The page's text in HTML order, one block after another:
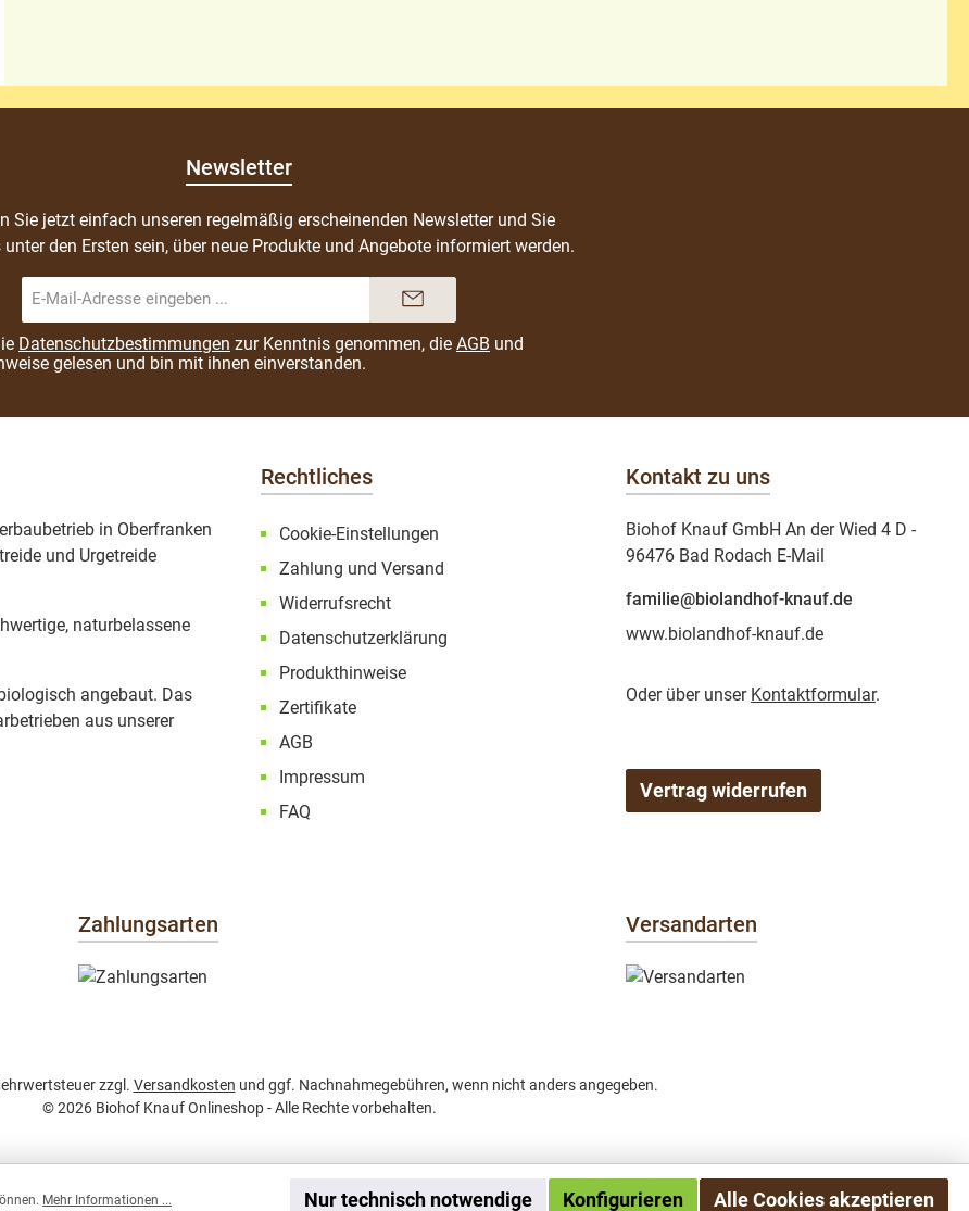
Newsletter
Sie jetzt einfach unseren regelmäßig erscheinenden Newsletter und Sie
den Ersten sein, über neue Produkte und Angebote informiert werden.
Mail-
Adresse*
Datenschutzbestimmungen zur Kenntnis genommen, die AGB und
gelesen und bin mit ihnen einverstanden.
in Oberfranken
und Urgetreide
naturbelassene
angebaut. Das
aus unserer
Rechtliches
Cookie-Einstellungen
Zahlung und Versand
Widerrufsrecht
Datenschutzerklärung
Produkthinweise
Zertifikate
AGB
Impressum
FAQ
Kontakt zu uns
Biohof Knauf GmbH An der Wied 4 D -
96476 Bad Rodach E-Mail
familie@biolandhof-knauf.de
www.biolandhof-knauf.de
Oder über unser Kontaktformular.
Vertrag widerrufen
Zahlungsarten Versandarten
zzgl. Versandkosten und ggf. Nachnahmegebühren, wenn nicht anders angegeben.
© 2026 Biohof Knauf Onlineshop - Alle Rechte vorbehalten.
Mehr Informationen ... Nur technisch notwendige Konfigurieren Alle Cookies akzeptieren